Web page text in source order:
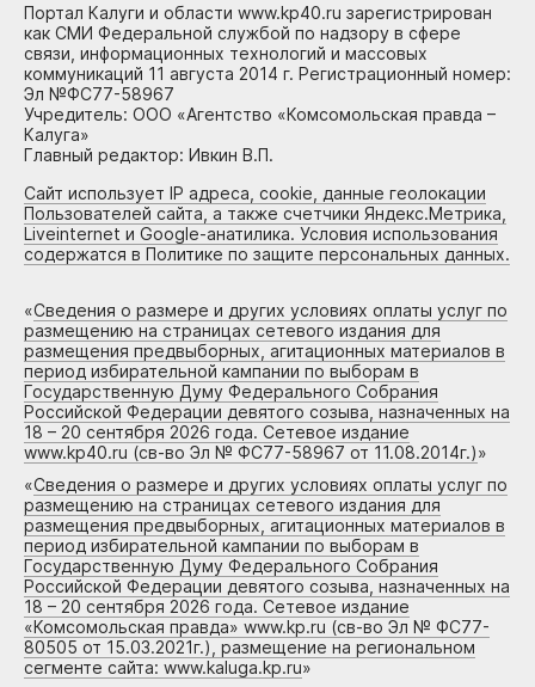
Портал Калуги и области www.kp40.ru зарегистрирован
как СМИ Федеральной службой по надзору в сфере
связи, информационных технологий и массовых
коммуникаций 11 августа 2014 г. Регистрационный номер:
Эл №ФС77-58967
Учредитель: ООО «Агентство «Комсомольская правда –
Калуга»
Главный редактор: Ивкин В.П.
Сайт использует IP адреса, cookie, данные геолокации
Пользователей сайта, а также счетчики Яндекс.Метрика,
Liveinternet и Google-анатилика. Условия использования
содержатся в Политике по защите персональных данных.
«Сведения о размере и других условиях оплаты услуг по
размещению на страницах сетевого издания для
размещения предвыборных, агитационных материалов в
период избирательной кампании по выборам в
Государственную Думу Федерального Собрания
Российской Федерации девятого созыва, назначенных на
18 – 20 сентября 2026 года. Сетевое издание
www.kp40.ru (св-во Эл № ФС77-58967 от 11.08.2014г.)»
«Сведения о размере и других условиях оплаты услуг по
размещению на страницах сетевого издания для
размещения предвыборных, агитационных материалов в
период избирательной кампании по выборам в
Государственную Думу Федерального Собрания
Российской Федерации девятого созыва, назначенных на
18 – 20 сентября 2026 года. Сетевое издание
«Комсомольская правда» www.kp.ru (св-во Эл № ФС77-
80505 от 15.03.2021г.), размещение на региональном
сегменте сайта: www.kaluga.kp.ru»